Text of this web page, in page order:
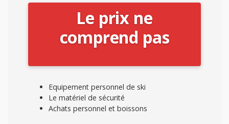
Le prix ne
comprend pas
Equipement personnel de ski
Le matériel de sécurité
Achats personnel et boissons